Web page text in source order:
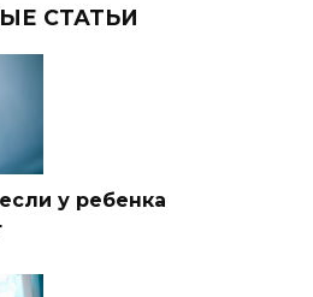
СТАТЬИ
у ребенка